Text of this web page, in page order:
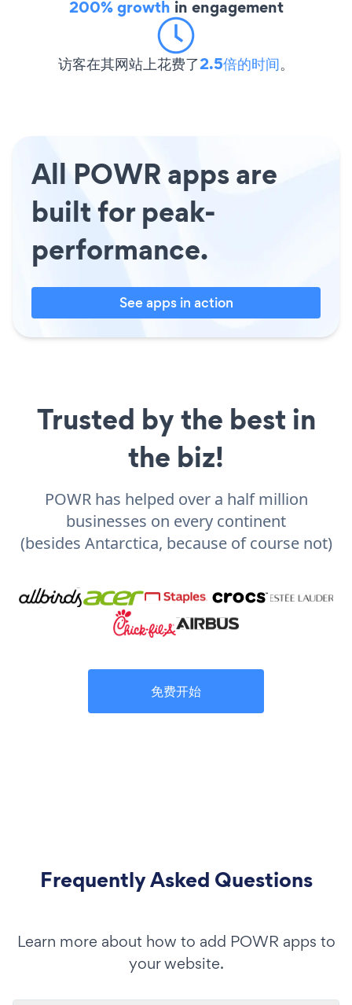
200% growth in engagement
访客在其网站上花费了2.5倍的时间。
All POWR apps are
built for peak-
performance.
See apps in action
Trusted by the best in
the biz!
POWR has helped over a half million
businesses on every continent
(besides Antarctica, because of course not)
免费开始
Frequently Asked Questions
Learn more about how to add POWR apps to
your website.